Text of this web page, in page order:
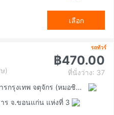
เลือก
รถทัวร์
)
฿470.00
ที่นั่งว่าง: 37
สถานีขนส่งผู้โดยสารกรุงเทพ จตุจักร (หมอชิต2)
ร จ.ขอนแก่น แห่งที่ 3